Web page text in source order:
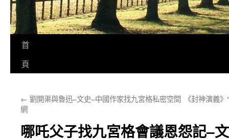
首
頁
← 劉開渠與魯迅–文史–中國作家找九宮格私密空間
網
《封神演義
哪吒父子找九宮格會議恩怨記–